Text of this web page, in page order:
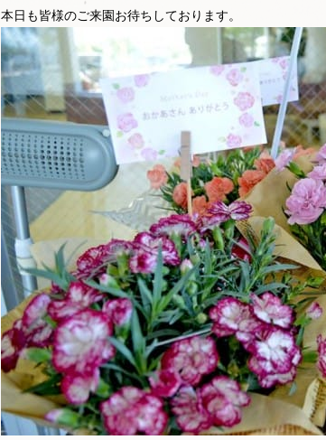
本日も皆様のご来園お待ちしております。